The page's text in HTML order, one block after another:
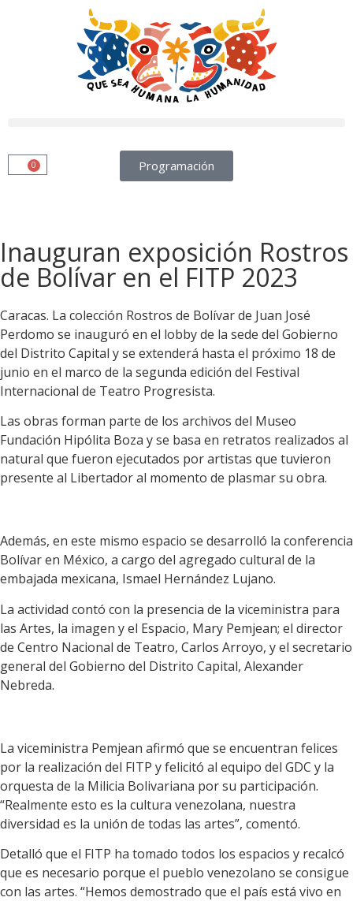
Programación
0
Inauguran exposición Rostros
de Bolívar en el FITP 2023
Caracas. La colección Rostros de Bolívar de Juan José
Perdomo se inauguró en el lobby de la sede del Gobierno
del Distrito Capital y se extenderá hasta el próximo 18 de
junio en el marco de la segunda edición del Festival
Internacional de Teatro Progresista.
Las obras forman parte de los archivos del Museo
Fundación Hipólita Boza y se basa en retratos realizados al
natural que fueron ejecutados por artistas que tuvieron
presente al Libertador al momento de plasmar su obra.
Además, en este mismo espacio se desarrolló la conferencia
Bolívar en México, a cargo del agregado cultural de la
embajada mexicana, Ismael Hernández Lujano.
La actividad contó con la presencia de la viceministra para
las Artes, la imagen y el Espacio, Mary Pemjean; el director
de Centro Nacional de Teatro, Carlos Arroyo, y el secretario
general del Gobierno del Distrito Capital, Alexander
Nebreda.
La viceministra Pemjean afirmó que se encuentran felices
por la realización del FITP y felicitó al equipo del GDC y la
orquesta de la Milicia Bolivariana por su participación.
“Realmente esto es la cultura venezolana, nuestra
diversidad es la unión de todas las artes”, comentó.
Detalló que el FITP ha tomado todos los espacios y recalcó
que es necesario porque el pueblo venezolano se consigue
con las artes. “Hemos demostrado que el país está vivo en